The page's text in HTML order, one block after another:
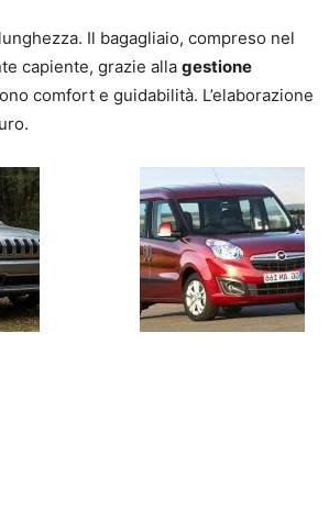
Il bagagliaio, compreso nel
capiente, grazie alla gestione
comfort e guidabilità. L’elaborazione